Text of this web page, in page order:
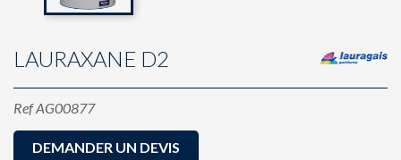
LAURAXANE D2
RefAG00877
DEMANDER UN DEVIS